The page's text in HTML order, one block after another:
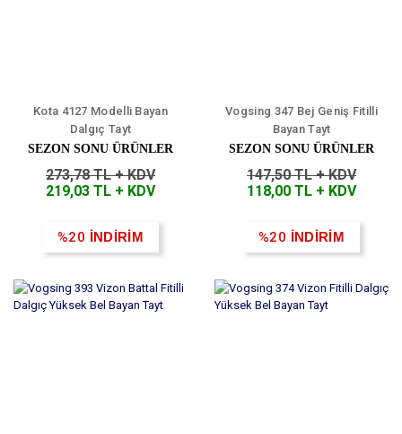
Kota 4127 Modelli Bayan
Dalgıç Tayt
SEZON SONU ÜRÜNLER
273,78 TL + KDV
219,03 TL + KDV
%20 İNDİRİM
Vogsing 347 Bej Geniş Fitilli
Bayan Tayt
SEZON SONU ÜRÜNLER
147,50 TL + KDV
118,00 TL + KDV
%20 İNDİRİM